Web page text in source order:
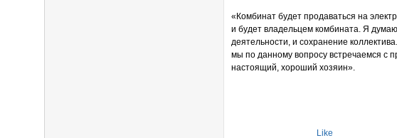
«Комбинат будет продаваться на
и будет владельцем комбината. Я
деятельности, и сохранение
мы по данному вопросу встречаемся с
настоящий, хороший хозяин».
Like